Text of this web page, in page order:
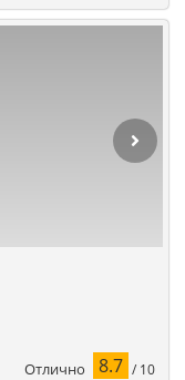
Отлично 8.7 / 10